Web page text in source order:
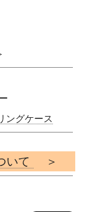
ングケース
いて ＞